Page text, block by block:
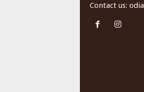
Contact us: